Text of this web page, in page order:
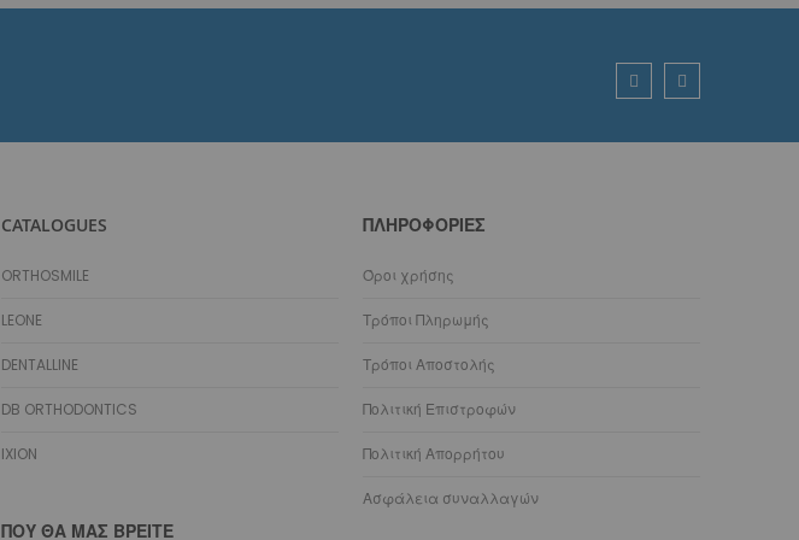
CATALOGUES
ORTHOSMILE
LEONE
DENTALLINE
DB ORTHODONTICS
IXION
ΠΛΗΡΟΦΟΡΊΕΣ
Όροι χρήσης
Τρόποι Πληρωμής
Τρόποι Αποστολής
Πολιτική Επιστροφών
Πολιτική Απορρήτου
Ασφάλεια συναλλαγών
ΠΟΥ ΘΑ ΜΑΣ ΒΡΕΊΤΕ